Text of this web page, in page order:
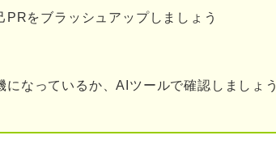
ールディングス
をブラッシュアップしましょう
なっているか、AIツールで確認しましょう